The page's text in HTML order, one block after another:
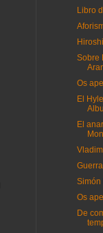
Libro
Sobre
Os
El
El
Simón
Os
De